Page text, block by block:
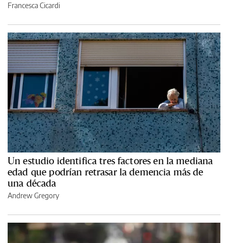
Francesca Cicardi
Un estudio identifica tres factores en la mediana
edad que podrían retrasar la demencia más de
una década
Andrew Gregory